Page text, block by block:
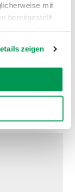
mit
bereitgestellt
zeigen